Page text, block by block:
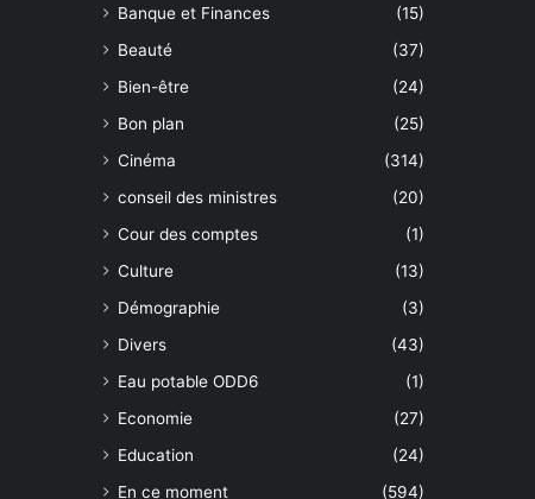
Banque et Finances
(15)
Beauté
(37)
Bien-être
(24)
Bon plan
(25)
Cinéma
(314)
conseil des ministres
(20)
Cour des comptes
(1)
Culture
(13)
Démographie
(3)
Divers
(43)
Eau potable ODD6
(1)
Economie
(27)
Education
(24)
En ce moment
(594)